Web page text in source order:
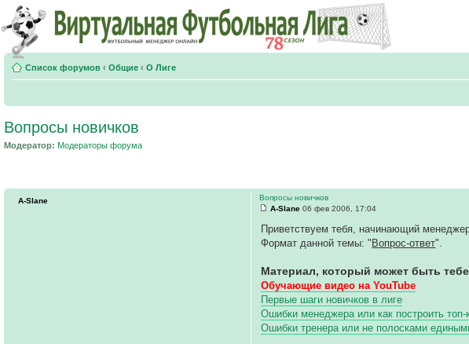
Список форумов ‹ Общие ‹ О Лиге
Вопросы новичков
Модератор: Модераторы форума
Вопросы новичков
A-Slane 06 фев 2006, 17:04
Приветствуем тебя, начинающий
Формат данной темы: "Вопрос-ответ".
Материал, который может быть
Обучающие видео на YouTube
Первые шаги новичков в лиге
Ошибки менеджера или как построить топ-
Ошибки тренера или не полосками
A-Slane